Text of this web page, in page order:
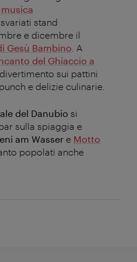
stand
e dicembre il
Gesù Bambino . A
del Ghiaccio a
sui pattini
e delizie culinarie.
del Danubio si
sulla spiaggia e
am Wasser e Motto
popolati anche